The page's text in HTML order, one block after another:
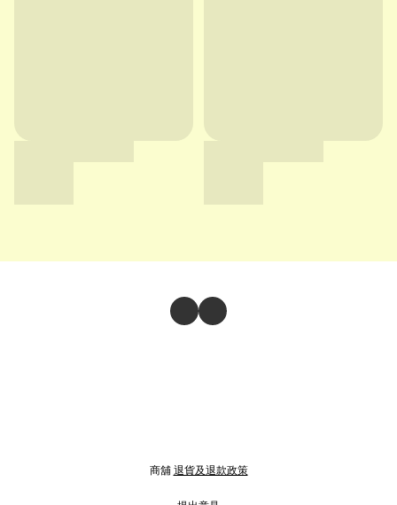
商舖 退貨及退款政策